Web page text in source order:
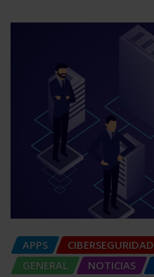
APPS CIBERSEGURIDAD
GENERAL
NOTICIAS